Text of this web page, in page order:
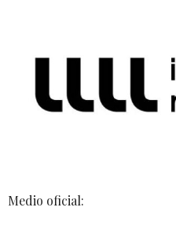
Medio oficial: